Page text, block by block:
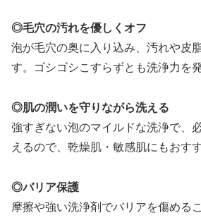
◎毛穴の汚れを優しくオフ
泡が毛穴の奥に入り込み、汚れや皮
す。ゴシゴシこすらずとも洗浄力を発
◎肌の潤いを守りながら洗える
強すぎない泡のマイルドな洗浄で、
えるので、乾燥肌・敏感肌にもおすす
◎バリア保護
摩擦や強い洗浄剤でバリアを傷める